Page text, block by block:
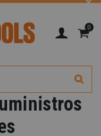
0